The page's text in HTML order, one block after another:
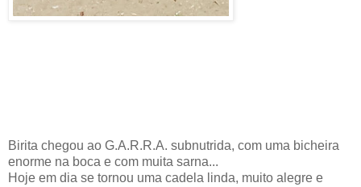
Birita chegou ao G.A.R.R.A. subnutrida, com uma bicheira
enorme na boca e com muita sarna...
Hoje em dia se tornou uma cadela linda, muito alegre e